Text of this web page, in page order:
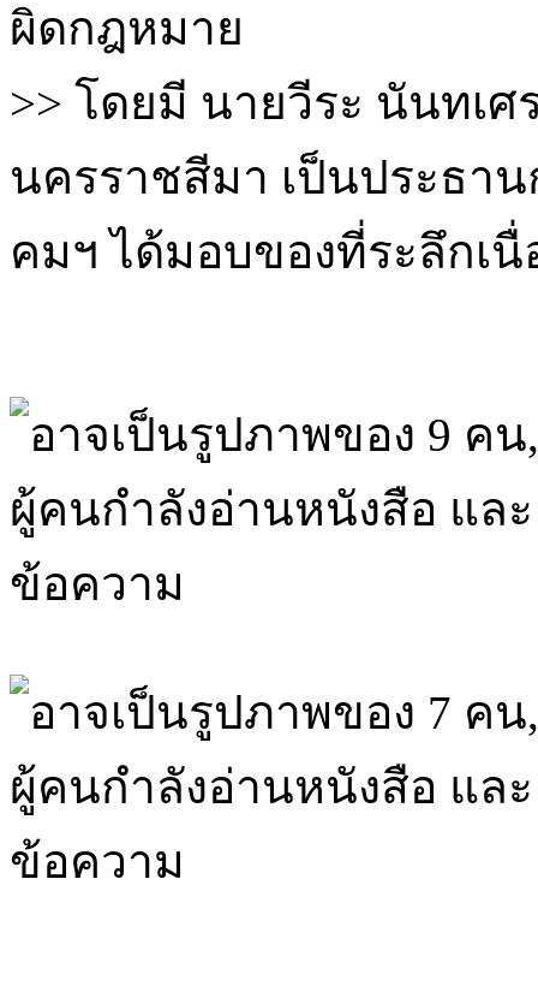
ผิดกฎหมาย
>> โดยมี นายวีระ นันทเ
นครราชสีมา เป็นประธา
คมฯ ได้มอบของที่ระลึกเ